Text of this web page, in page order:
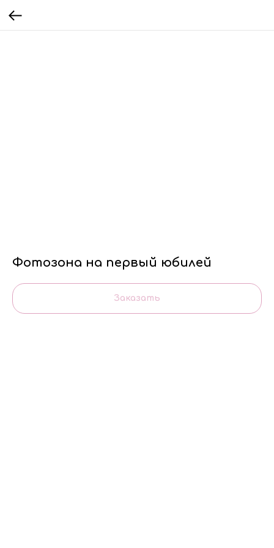
Фотозона на первый юбилей
Заказать